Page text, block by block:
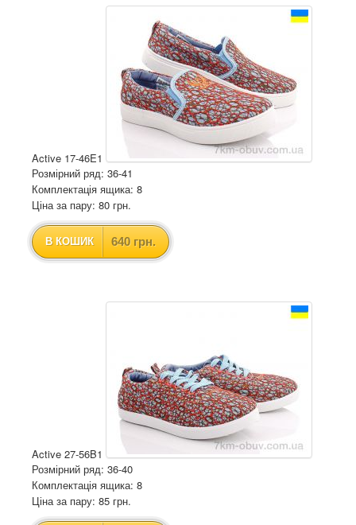
Active 17-46E1
Розмірний ряд: 36-41
Комплектація ящика: 8
Ціна за пару: 80 грн.
В КОШИК 640 грн.
Active 27-56B1
Розмірний ряд: 36-40
Комплектація ящика: 8
Ціна за пару: 85 грн.